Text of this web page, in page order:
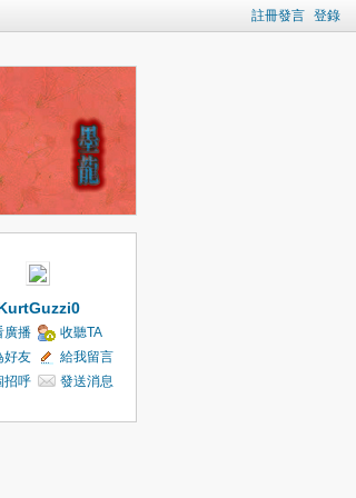
註冊發言 登錄
廣播
收聽TA
好友
給我留言
招呼
發送消息